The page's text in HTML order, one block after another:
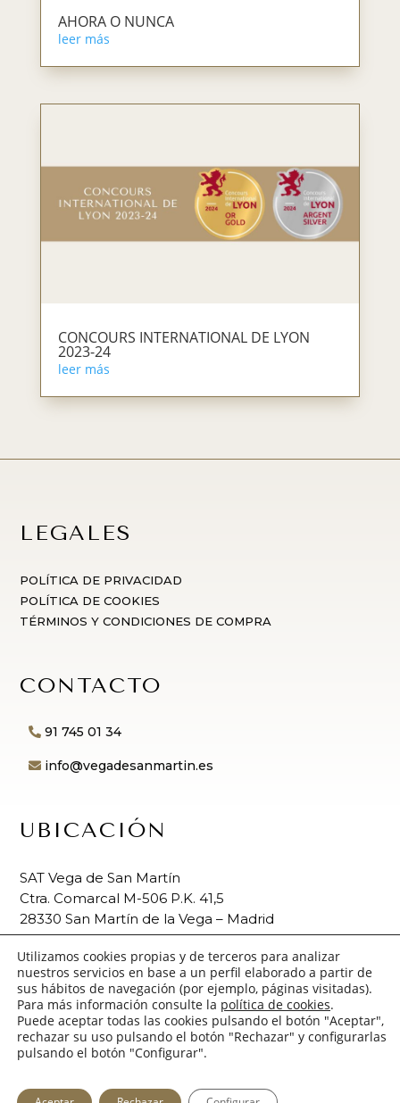
AHORA O NUNCA
leer más
CONCOURS INTERNATIONAL DE LYON
2023-24
leer más
LEGALES
POLÍTICA DE PRIVACIDAD
POLÍTICA DE COOKIES
TÉRMINOS Y CONDICIONES DE COMPRA
CONTACTO
91 745 01 34
info@vegadesanmartin.es
UBICACIÓN
SAT Vega de San Martín
Ctra. Comarcal M-506 P.K. 41,5
28330 San Martín de la Vega – Madrid
© Vega de San Martín 2024
| Diseño web porMelu López
Utilizamos cookies propias y de terceros para analizar
nuestros servicios en base a un perfil elaborado a partir de
sus hábitos de navegación (por ejemplo, páginas visitadas).
Para más información consulte la política de cookies.
Puede aceptar todas las cookies pulsando el botón "Aceptar",
rechazar su uso pulsando el botón "Rechazar" y configurarlas
pulsando el botón "Configurar".